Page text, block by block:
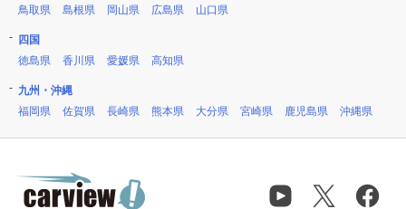
鳥取県
島根県 岡山県 広島県 山口県
四国
徳島県
香川県 愛媛県 高知県
九州・沖縄
福岡県
佐賀県 長崎県 熊本県 大分県 宮崎県 鹿児島県 沖縄県